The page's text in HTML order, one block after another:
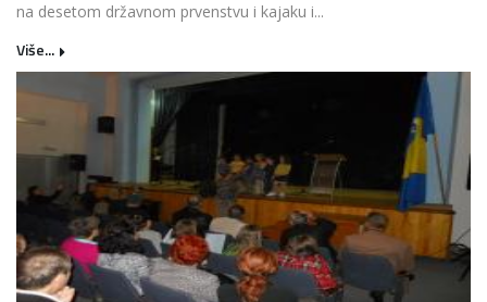
na desetom državnom prvenstvu i kajaku i...
Više...